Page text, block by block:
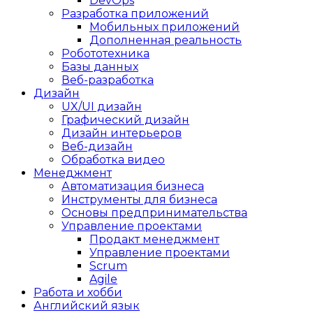
Разработка приложений
Мобильных приложений
Дополненная реальность
Робототехника
Базы данных
Веб-разработка
Дизайн
UX/UI дизайн
Графический дизайн
Дизайн интерьеров
Веб-дизайн
Обработка видео
Менеджмент
Автоматизация бизнеса
Инструменты для бизнеса
Основы предпринимательства
Управление проектами
Продакт менеджмент
Управление проектами
Scrum
Agile
Работа и хобби
Английский язык